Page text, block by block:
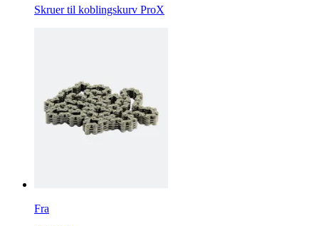
Skruer til koblingskurv ProX
Fra